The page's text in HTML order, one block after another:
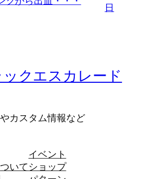
日
クエスカレード
カスタム情報など
いて
イベント
ショップ